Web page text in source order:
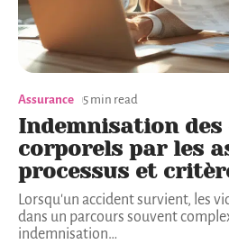
Assurance 5 min read
Indemnisation des
corporels par les
processus et
Lorsqu'un accident survient, les
dans un parcours souvent
indemnisation…